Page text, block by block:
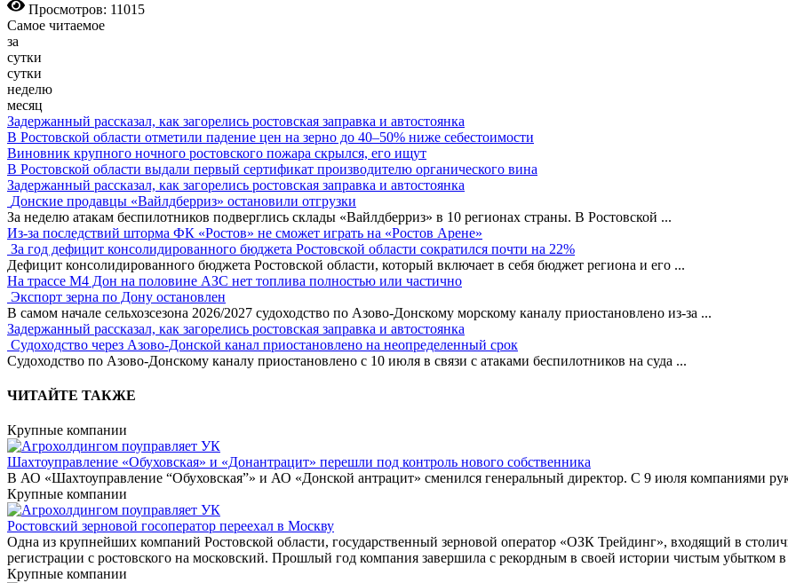
Просмотров: 11015
Самое читаемое
за
сутки
сутки
неделю
месяц
Задержанный рассказал, как загорелись ростовская заправка и автостоянка
В Ростовской области отметили падение цен на зерно до 40–50% ниже себестоимости
Виновник крупного ночного ростовского пожара скрылся, его ищут
В Ростовской области выдали первый сертификат производителю органического вина
Задержанный рассказал, как загорелись ростовская заправка и автостоянка
Донские продавцы «Вайлдберриз» остановили отгрузки
За неделю атакам беспилотников подверглись склады «Вайлдберриз» в 10 регионах страны. В Ростовской ...
Из-за последствий шторма ФК «Ростов» не сможет играть на «Ростов Арене»
За год дефицит консолидированного бюджета Ростовской области сократился почти на 22%
Дефицит консолидированного бюджета Ростовской области, который включает в себя бюджет региона и его ...
На трассе М4 Дон на половине АЗС нет топлива полностью или частично
Экспорт зерна по Дону остановлен
В самом начале сельхозсезона 2026/2027 судоходство по Азово-Донскому морскому каналу приостановлено из-за ...
Задержанный рассказал, как загорелись ростовская заправка и автостоянка
Судоходство через Азово-Донской канал приостановлено на неопределенный срок
Судоходство по Азово-Донскому каналу приостановлено с 10 июля в связи с атаками беспилотников на суда ...
ЧИТАЙТЕ ТАКЖЕ
Крупные компании
Шахтоуправление «Обуховская» и «Донантрацит» перешли под контроль нового собственника
В АО «Шахтоуправление “Обуховская”» и АО «Донской антрацит» сменился генеральный директор. С 9 июля компаниями
Крупные компании
Ростовский зерновой госоператор переехал в Москву
Одна из крупнейших компаний Ростовской области, государственный зерновой оператор «ОЗК Трейдинг», входящий в
регистрации с ростовского на московский. Прошлый год компания завершила с рекордным в своей истории чистым убытком
Крупные компании